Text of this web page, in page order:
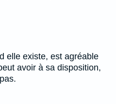
elle existe, est agréable
avoir à sa disposition,